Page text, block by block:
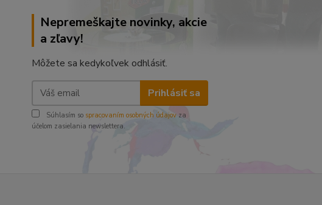
Nepremeškajte novinky, akcie
a zľavy!
Môžete sa kedykoľvek odhlásiť.
Prihlásiť sa
Súhlasím so spracovaním osobných údajov za
účelom zasielania newslettera.